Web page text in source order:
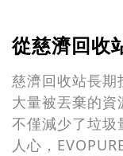
從慈濟回收
慈濟回收站長期
大量被丟棄的資
不僅減少了垃圾
人心，